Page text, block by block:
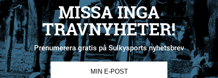
MISSA INGA
TRAVNYHETER!
Prenumerera gratis på Sulkysports nyhetsbrev